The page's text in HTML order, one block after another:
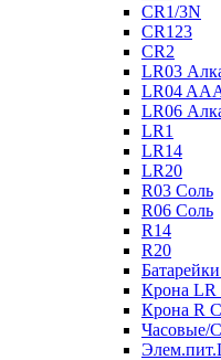
CR1/3N
CR123
CR2
LR03
LR04
LR06
LR1
LR14
LR20
R03 Соль
R06 Соль
R14
R20
Крона LR
Крона R
Часовые/